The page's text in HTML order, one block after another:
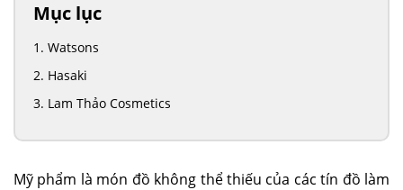
Mục lục
Watsons
Hasaki
Lam Thảo Cosmetics
Mỹ phẩm là món đồ không thể thiếu của các tín đồ làm